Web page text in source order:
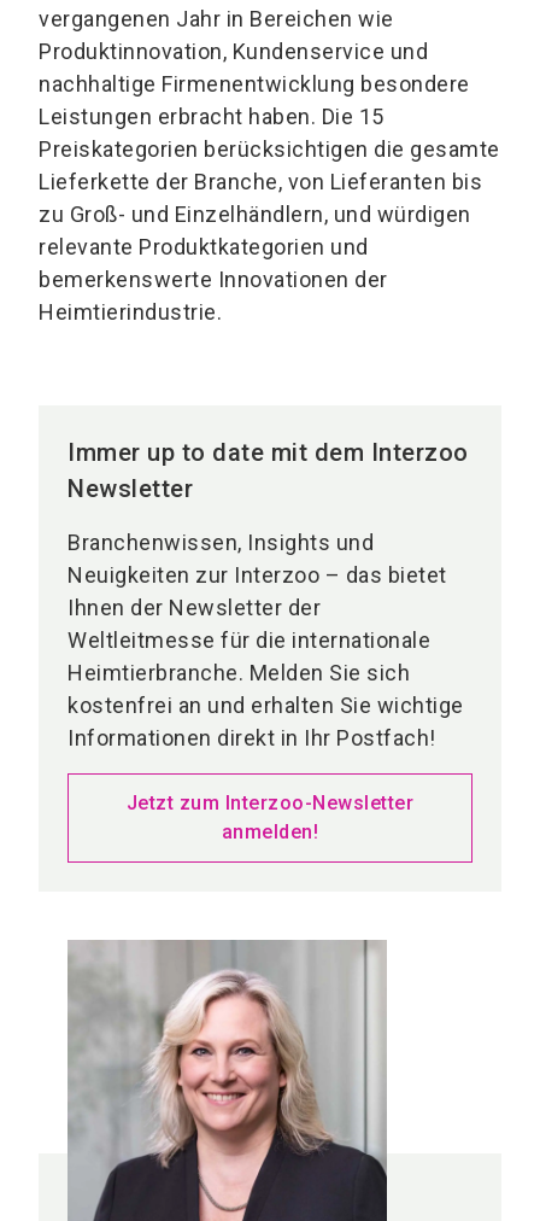
vergangenen Jahr in Bereichen wie
Produktinnovation, Kundenservice und
nachhaltige Firmenentwicklung besondere
Leistungen erbracht haben. Die 15
Preiskategorien berücksichtigen die gesamte
Lieferkette der Branche, von Lieferanten bis
zu Groß- und Einzelhändlern, und würdigen
relevante Produktkategorien und
bemerkenswerte Innovationen der
Heimtierindustrie.
Immer up to date mit dem Interzoo
Newsletter
Branchenwissen, Insights und
Neuigkeiten zur Interzoo – das bietet
Ihnen der Newsletter der
Weltleitmesse für die internationale
Heimtierbranche. Melden Sie sich
kostenfrei an und erhalten Sie wichtige
Informationen direkt in Ihr Postfach!
Jetzt zum Interzoo-Newsletter
anmelden!